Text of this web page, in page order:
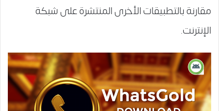
مقارنة بالتطبيقات الأخرى المنتشرة على شبكة
الإنترنت.